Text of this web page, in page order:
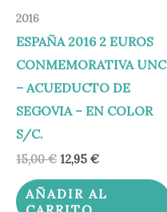
2016
ESPAÑA 2016 2 EUROS
CONMEMORATIVA UNC
– ACUEDUCTO DE
SEGOVIA – EN COLOR
S/C.
15,00€ 12,95 €
AÑADIR AL